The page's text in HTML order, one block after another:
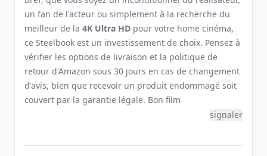
un fan de l'acteur ou simplement à la recherche du
meilleur de la 4K Ultra HD pour votre home cinéma,
ce Steelbook est un investissement de choix. Pensez à
vérifier les options de livraison et la politique de
retour d'Amazon sous 30 jours en cas de changement
d'avis, bien que recevoir un produit endommagé soit
couvert par la garantie légale. Bon film
signaler